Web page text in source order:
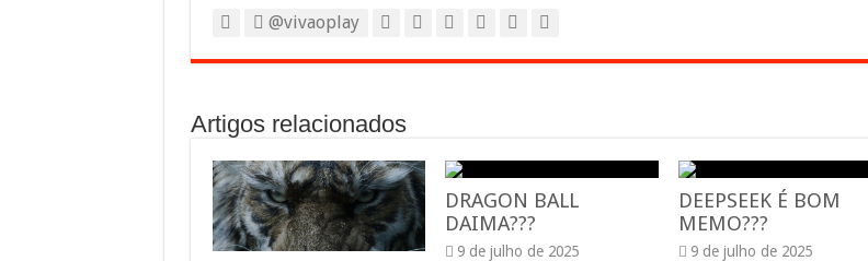
@vivaoplay
Artigos relacionados
DRAGON BALL
DAIMA???
9 de julho de 2025
DEEPSEEK É BOM
MEMO???
9 de julho de 2025